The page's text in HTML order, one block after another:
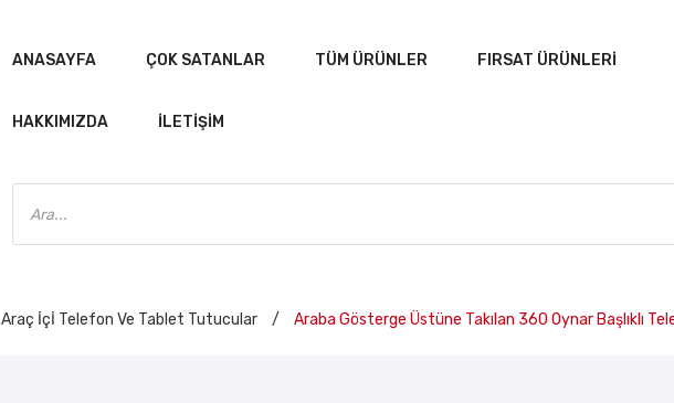
ANASAYFA ÇOK SATANLAR TÜM ÜRÜNLER FIRSAT ÜRÜNLERI
HAKKIMIZDA İLETIŞIM
Products
search
ANASAYFA ÇOK SATANLAR TÜM ÜRÜNLER
Araç İçİ Telefon Ve Tablet Tutucular / Araba Gösterge Üstüne Takılan 360 Oynar Başlıklı